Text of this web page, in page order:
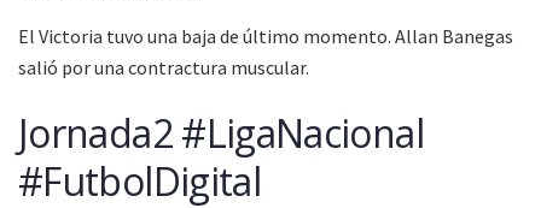
El Victoria tuvo una baja de último momento. Allan Banegas
salió por una contractura muscular.
Jornada2 #LigaNacional
#FutbolDigital